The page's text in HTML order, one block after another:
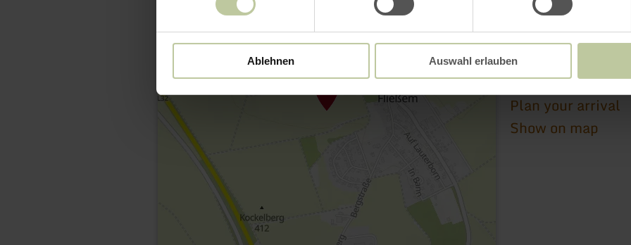
Ablehnen Auswahl erlaubenAngeln in der Kyll
54662 Speicher
Plan your arrival
Show on map